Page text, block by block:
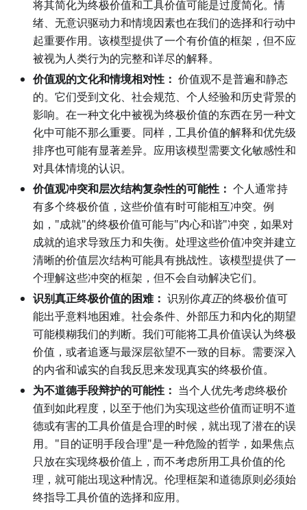
将其简化为终极价值和工具价值可能是过度简化。情
绪、无意识驱动力和情境因素也在我们的选择和行动中
起重要作用。该模型提供了一个有价值的框架，但不应
被视为人类行为的完整和详尽的解释。
价值观的文化和情境相对性： 价值观不是普遍和静态
的。它们受到文化、社会规范、个人经验和历史背景的
影响。在一种文化中被视为终极价值的东西在另一种文
化中可能不那么重要。同样，工具价值的解释和优先级
排序也可能有显著差异。应用该模型需要文化敏感性和
对具体情境的认识。
价值观冲突和层次结构复杂性的可能性： 个人通常持
有多个终极价值，这些价值有时可能相互冲突。例
如，"成就"的终极价值可能与"内心和谐"冲突，如果对
成就的追求导致压力和失衡。处理这些价值冲突并建立
清晰的价值层次结构可能具有挑战性。该模型提供了一
个理解这些冲突的框架，但不会自动解决它们。
识别真正终极价值的困难： 识别你真正的终极价值可
能出乎意料地困难。社会条件、外部压力和内化的期望
可能模糊我们的判断。我们可能将工具价值误认为终极
价值，或者追逐与最深层欲望不一致的目标。需要深入
的内省和诚实的自我反思来发现真实的终极价值。
为不道德手段辩护的可能性： 当个人优先考虑终极价
值到如此程度，以至于他们为实现这些价值而证明不道
德或有害的工具价值是合理的时候，就出现了潜在的误
用。"目的证明手段合理"是一种危险的哲学，如果焦点
只放在实现终极价值上，而不考虑所用工具价值的伦
理，就可能出现这种情况。伦理框架和道德原则必须始
终指导工具价值的选择和应用。